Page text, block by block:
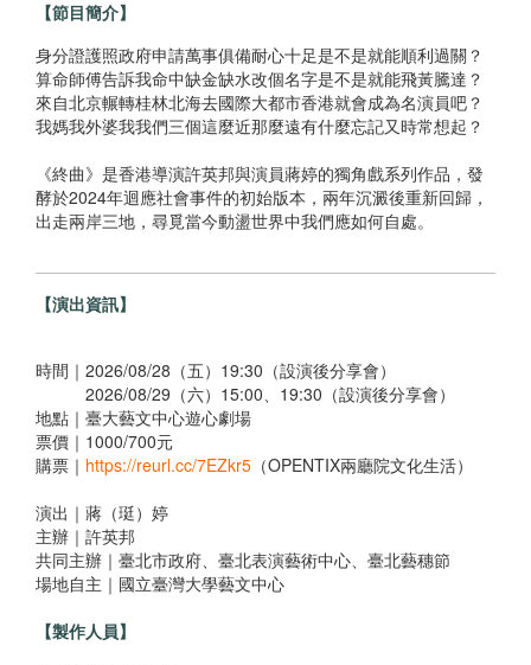
【節目簡介】
身分證護照政府申請萬事俱備耐心十足是不是就能順利過關？
算命師傅告訴我命中缺金缺水改個名字是不是就能飛黃騰達？
來自北京輾轉桂林北海去國際大都市香港就會成為名演員吧？
我媽我外婆我我們三個這麼近那麼遠有什麼忘記又時常想起？
《終曲》是香港導演許英邦與演員蔣婷的獨角戲系列作品，發
酵於2024年迴應社會事件的初始版本，兩年沉澱後重新回歸，
出走兩岸三地，尋覓當今動盪世界中我們應如何自處。
【演出資訊】
時間｜2026/08/28（五）19:30（設演後分享會）
2026/08/29（六）15:00、19:30（設演後分享會）
地點｜臺大藝文中心遊心劇場
票價｜1000/700元
購票｜ https://reurl.cc/7EZkr5 （OPENTIX兩廳院文化生活）
演出｜蔣（珽）婷
主辦｜許英邦
共同主辦｜臺北市政府、臺北表演藝術中心、臺北藝穗節
場地自主｜國立臺灣大學藝文中心
【製作人員】